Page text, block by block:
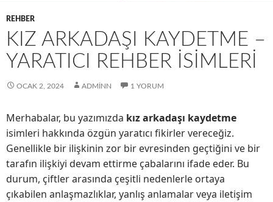
REHBER
KIZ ARKADAŞI KAYDETME –
YARATICI REHBER İSIMLERI
OCAK 2, 2024 ADMINN 1 YORUM
Merhabalar, bu yazımızda kız arkadaşı kaydetme
isimleri hakkında özgün yaratıcı fikirler vereceğiz.
Genellikle bir ilişkinin zor bir evresinden geçtiğini ve bir
tarafın ilişkiyi devam ettirme çabalarını ifade eder. Bu
durum, çiftler arasında çeşitli nedenlerle ortaya
çıkabilen anlaşmazlıklar, yanlış anlamalar veya iletişim